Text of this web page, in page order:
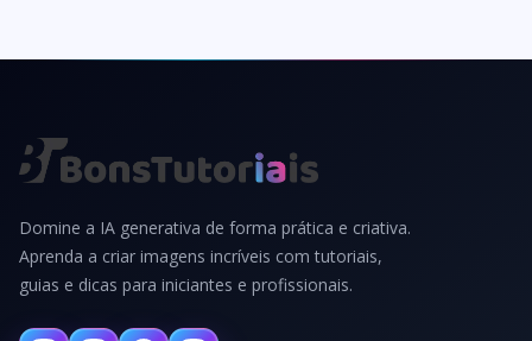
Domine a IA generativa de forma prática e criativa.
Aprenda a criar imagens incríveis com tutoriais,
guias e dicas para iniciantes e profissionais.